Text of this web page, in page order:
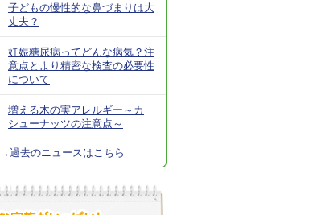
子どもの慢性的な鼻づまりは大
丈夫？
妊娠糖尿病ってどんな病気？注
意点とより精密な検査の必要性
について
増える木の実アレルギー～カ
シューナッツの注意点～
→過去のニュースはこちら